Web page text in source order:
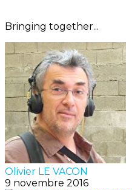
Bringing together...
Olivier LE VACON
9 novembre 2016